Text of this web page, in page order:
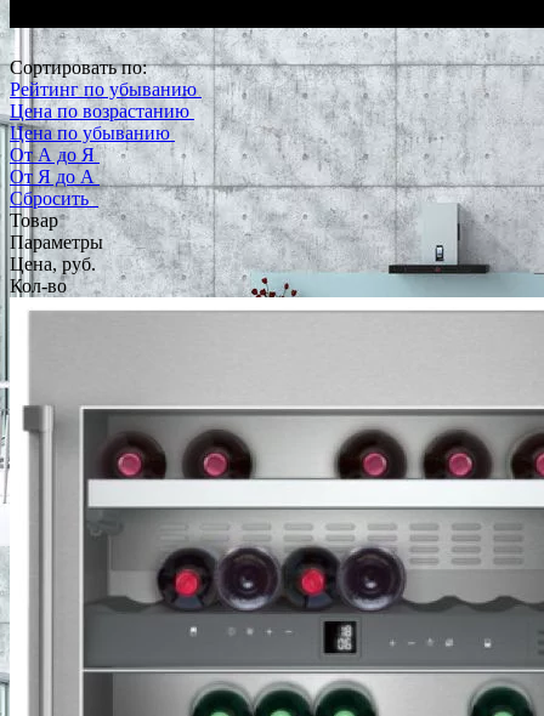
Сортировать по:
Рейтинг по убыванию
Цена по возрастанию
Цена по убыванию
От А до Я
От Я до А
Сбросить
Товар
Параметры
Цена, руб.
Кол-во